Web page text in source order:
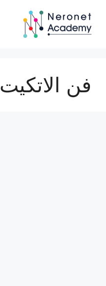
المحتوى
فن الاتكيت